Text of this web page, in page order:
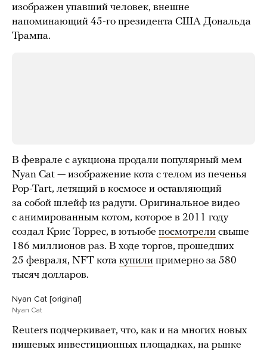
изображен упавший человек, внешне
напоминающий 45-го президента США Дональда
Трампа.
В феврале с аукциона продали популярный мем
Nyan Cat — изображение кота с телом из печенья
Pop-Tart, летящий в космосе и оставляющий
за собой шлейф из радуги. Оригинальное видео
с анимированным котом, которое в 2011 году
создал Крис Торрес, в ютьюбе посмотрели свыше
186 миллионов раз. В ходе торгов, прошедших
25 февраля, NFT кота купили примерно за 580
тысяч долларов.
Nyan Cat [original]
Nyan Cat
Reuters подчеркивает, что, как и на многих новых
нишевых инвестиционных площадках, на рынке